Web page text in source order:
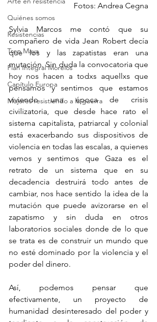
Quiénes somos
Resistencias
Tren Maya
Plan Integral Morelos
Capítulo Europa
Mujeres resistiendo a la guerra
Fotos: Andrea Cegna
Sylvia Marcos me contó que su
compañero de vida Jean Robert decía
que los y las zapatistas eran una
mutación. Sin duda la convocatoria que
hoy nos hacen a todxs aquellxs que
pensamos y sentimos que estamos
viviendo una época de crisis
civilizatoria, que desde hace rato el
sistema capitalista, patriarcal y colonial
está exacerbando sus dispositivos de
violencia en todas las escalas, a quienes
vemos y sentimos que Gaza es el
retrato de un sistema que en su
decadencia destruirá todo antes de
cambiar, nos hace sentido la idea de la
mutación que puede avizorarse en el
zapatismo y sin duda en otros
laboratorios sociales donde de lo que
se trata es de construir un mundo que
no esté dominado por la violencia y el
poder del dinero.
Así, podemos pensar que
efectivamente, un proyecto de
humanidad desinteresado del poder y